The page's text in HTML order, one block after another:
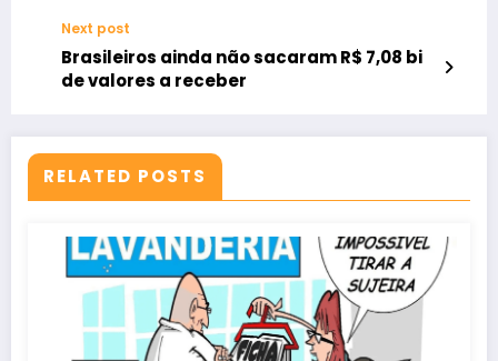
Next post
Brasileiros ainda não sacaram R$ 7,08 bi
de valores a receber
RELATED POSTS